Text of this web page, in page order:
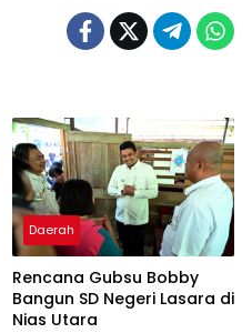
Daerah
Rencana Gubsu Bobby
Bangun SD Negeri Lasara di
Nias Utara